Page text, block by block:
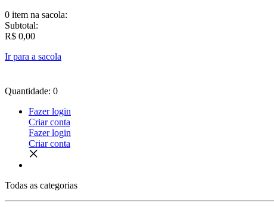
0 item na sacola:
Subtotal:
R$ 0,00
Ir para a sacola
Quantidade: 0
Fazer login
Criar conta
Fazer login
Criar conta
Todas as categorias